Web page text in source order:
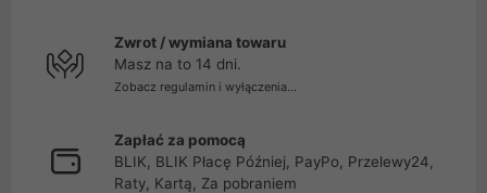
Zwrot / wymiana towaru
Masz na to 14 dni.
Zobacz regulamin i wyłączenia...
Zapłać za pomocą
BLIK, BLIK Płacę Później, PayPo, Przelewy24,
Raty, Kartą, Za pobraniem